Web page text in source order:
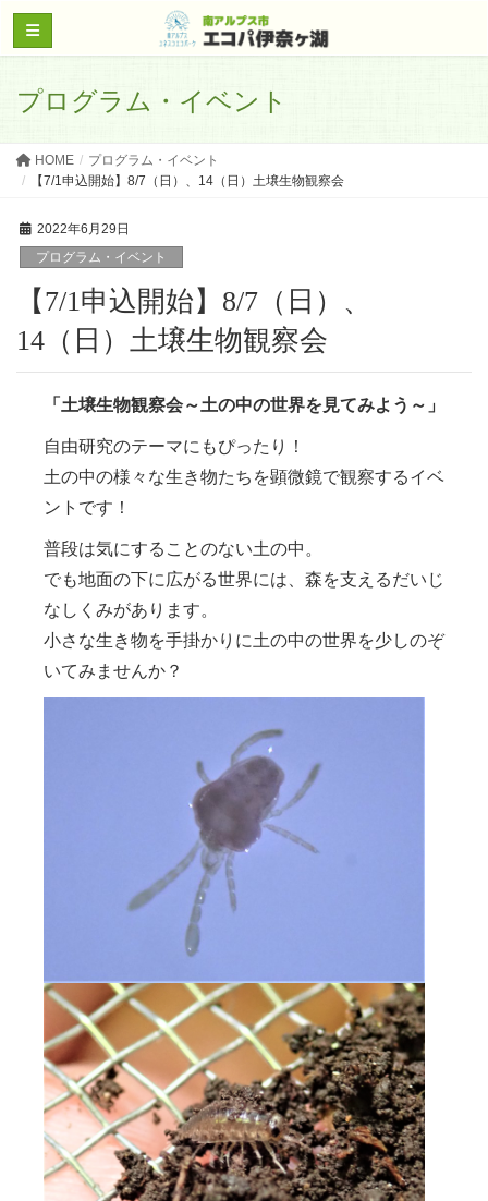
プログラム・イベント
HOME
プログラム・イベント
【7/1申込開始】8/7（日）、14（日）土壌生物観察会
2022年6月29日
プログラム・イベント
【7/1申込開始】8/7（日）、
14（日）土壌生物観察会
「土壌生物観察会～土の中の世界を見てみよう～」
自由研究のテーマにもぴったり！
土の中の様々な生き物たちを顕微鏡で観察するイベ
ントです！
普段は気にすることのない土の中。
でも地面の下に広がる世界には、森を支えるだいじ
なしくみがあります。
小さな生き物を手掛かりに土の中の世界を少しのぞ
いてみませんか？